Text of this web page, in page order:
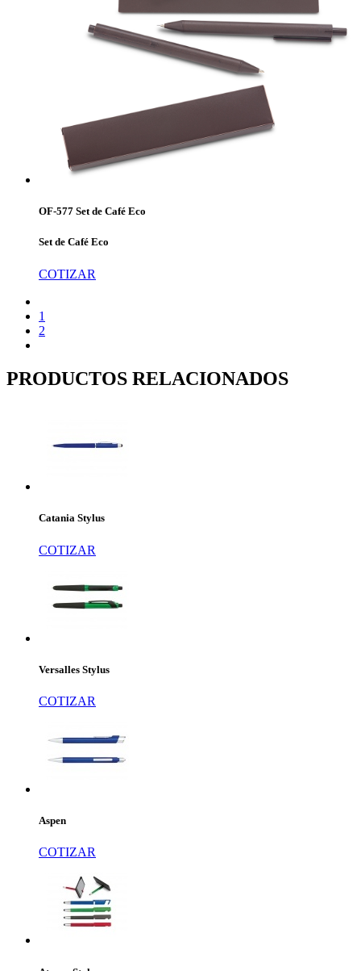
OF-577 Set de Café Eco
Set de Café Eco
COTIZAR
1
2
PRODUCTOS RELACIONADOS
Catania Stylus
COTIZAR
Versalles Stylus
COTIZAR
Aspen
COTIZAR